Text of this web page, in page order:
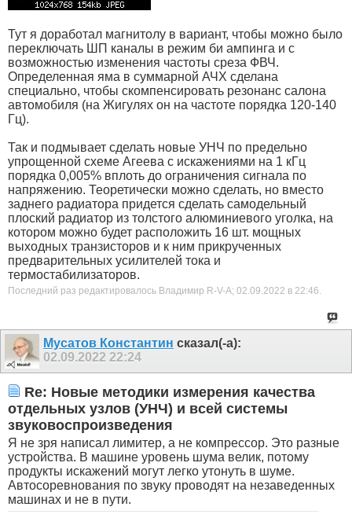
Тут я доработал магнитолу в вариант, чтобы можно было
переключать ШП каналы в режим би ампинга и с
возможностью изменения частоты среза ФВЧ.
Определенная яма в суммарной АЧХ сделана
специально, чтобы скомпенсировать резонанс салона
автомобиля (на Жигулях он на частоте порядка 120-140
Гц).
Так и подмывает сделать новые УНЧ по предельно
упрощенной схеме Агеева с искажениями на 1 кГц
порядка 0,005% вплоть до ограничения сигнала по
напряжению. Теоретически можно сделать, но вместо
заднего радиатора придется сделать самодельный
плоский радиатор из толстого алюминиевого уголка, на
котором можно будет расположить 16 шт. мощных
выходных транзисторов и к ним прикрученных
предварительных усилителей тока и
термостабилизаторов.
Последний раз редактировалось Владимир R-V-A; 02.09.2022 в 22:46
Мусатов Константин сказал(-а):
02.09.2022 22:24
Re: Новые методики измерения качества
отдельных узлов (УНЧ) и всей системы
звуковоспроизведения
Я не зря написал лимитер, а не компрессор. Это разные
устройства. В машине уровень шума велик, потому
продукты искажений могут легко утонуть в шуме.
Автосоревнования по звуку проводят на незаведенных
машинах и не в пути.